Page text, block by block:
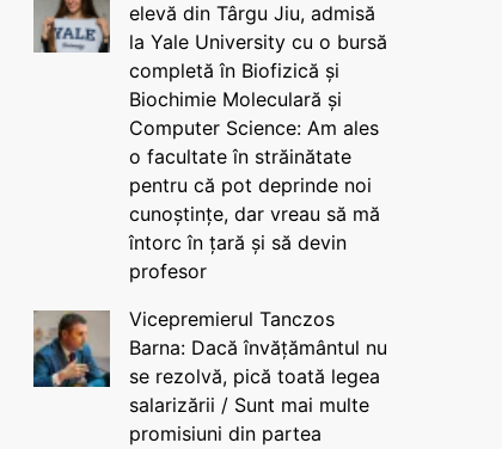
elevă din Târgu Jiu, admisă
la Yale University cu o bursă
completă în Biofizică și
Biochimie Moleculară și
Computer Science: Am ales
o facultate în străinătate
pentru că pot deprinde noi
cunoștințe, dar vreau să mă
întorc în țară și să devin
profesor
Vicepremierul Tanczos
Barna: Dacă învățământul nu
se rezolvă, pică toată legea
salarizării / Sunt mai multe
promisiuni din partea